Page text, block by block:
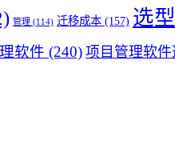
管理 (114) 迁移成本 (157) 选
软件 (240) 项目管理软件